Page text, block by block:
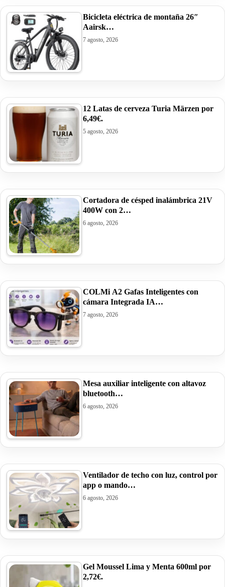
Bicicleta eléctrica de montaña 26″
Aairsk…
7 agosto, 2026
12 Latas de cerveza Turia Märzen por
6,49€.
5 agosto, 2026
Cortadora de césped inalámbrica 21V
400W con 2…
6 agosto, 2026
COLMi A2 Gafas Inteligentes con
cámara Integrada IA…
7 agosto, 2026
Mesa auxiliar inteligente con altavoz
bluetooth…
6 agosto, 2026
Ventilador de techo con luz, control por
app o mando…
6 agosto, 2026
Gel Moussel Lima y Menta 600ml por
2,72€.